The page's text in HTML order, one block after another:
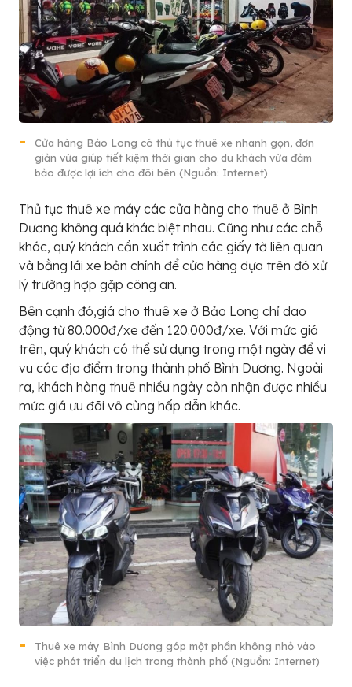
Cửa hàng Bảo Long có thủ tục thuê xe nhanh gọn, đơn
giản vừa giúp tiết kiệm thời gian cho du khách vừa đảm
bảo được lợi ích cho đôi bên (Nguồn: Internet)
Thủ tục thuê xe máy các cửa hàng cho thuê ở Bình
Dương không quá khác biệt nhau. Cũng như các chỗ
khác, quý khách cần xuất trình các giấy tờ liên quan
và bằng lái xe bản chính để cửa hàng dựa trên đó xử
lý trường hợp gặp công an.
Bên cạnh đó,giá cho thuê xe ở Bảo Long chỉ dao
động từ 80.000đ/xe đến 120.000đ/xe. Với mức giá
trên, quý khách có thể sử dụng trong một ngày để vi
vu các địa điểm trong thành phố Bình Dương. Ngoài
ra, khách hàng thuê nhiều ngày còn nhận được nhiều
mức giá ưu đãi vô cùng hấp dẫn khác.
Thuê xe máy Bình Dương góp một phần không nhỏ vào
việc phát triển du lịch trong thành phố (Nguồn: Internet)